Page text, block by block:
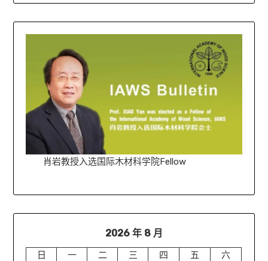
肖岩教授入选国际木材科学院Fellow
2026 年 8 月
日 一 二 三 四 五
六